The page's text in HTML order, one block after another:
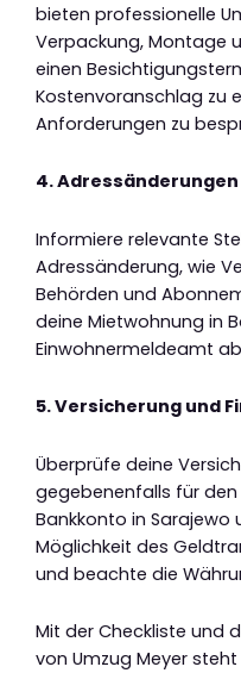
bieten professionelle
Verpackung, Montage
einen
Kostenvoranschlag zu
Anforderungen zu
4.
Informiere relevante
Adressänderung, wie
Behörden und
deine Mietwohnung in
Einwohnermeldeamt
5. Versicherung und
Überprüfe deine
gegebenenfalls für den
Bankkonto in Sarajewo
Möglichkeit des
und beachte die
Mit der Checkliste und
von Umzug Meyer